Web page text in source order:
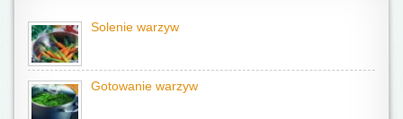
Solenie warzyw
Gotowanie warzyw